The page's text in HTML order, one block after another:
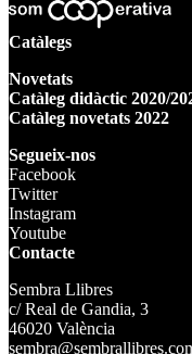
Catàlegs
Novetats
Catàleg didàctic 2020/
Catàleg novetats 2022
Segueix-nos
Facebook
Twitter
Instagram
Youtube
Contacte
Sembra Llibres
c/ Real de Gandia, 3
46020 València